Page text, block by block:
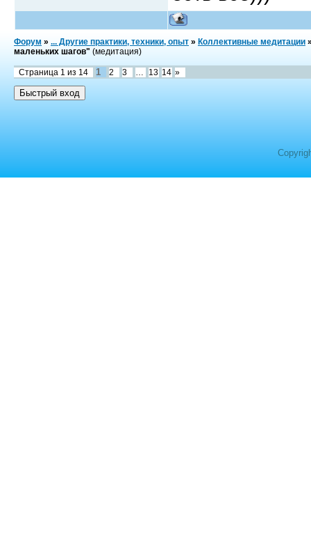
Форум » ... Другие практики, техники, опыт » Коллективные медитации
маленьких шагов" (медитация)
Страница 1 из 14 1 2 3 13 14 »